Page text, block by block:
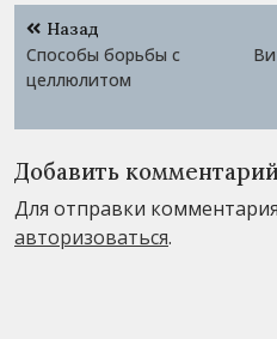
Навигация
по
записям
Назад
Способы борьбы с
целлюлитом
Добавить
Для отправки
авторизоваться.